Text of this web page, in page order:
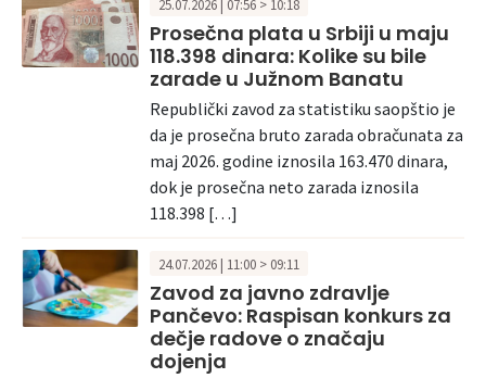
25.07.2026 | 07:56 > 10:18
Prosečna plata u Srbiji u maju
118.398 dinara: Kolike su bile
zarade u Južnom Banatu
Republički zavod za statistiku saopštio je
da je prosečna bruto zarada obračunata za
maj 2026. godine iznosila 163.470 dinara,
dok je prosečna neto zarada iznosila
118.398 […]
24.07.2026 | 11:00 > 09:11
Zavod za javno zdravlje
Pančevo: Raspisan konkurs za
dečje radove o značaju
dojenja